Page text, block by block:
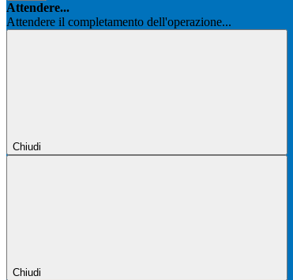
Attendere...
Attendere il completamento dell'operazione...
Chiudi
Chiudi